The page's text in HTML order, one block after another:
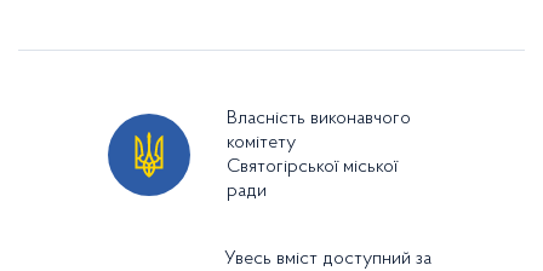
Власність виконавчого
комітету
Святогірської міської
ради
Увесь вміст доступний за